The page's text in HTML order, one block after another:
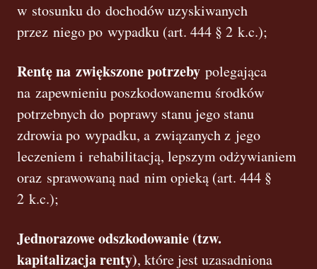
w stosunku do dochodów uzyskiwanych
przez niego po wypadku (art. 444 § 2 k.c.);
Rentę na zwiększone potrzeby polegająca
na zapewnieniu poszkodowanemu środków
potrzebnych do poprawy stanu jego stanu
zdrowia po wypadku, a związanych z jego
leczeniem i rehabilitacją, lepszym odżywianiem
oraz sprawowaną nad nim opieką (art. 444 §
2 k.c.);
Jednorazowe odszkodowanie (tzw.
kapitalizacja renty), które jest uzasadniona